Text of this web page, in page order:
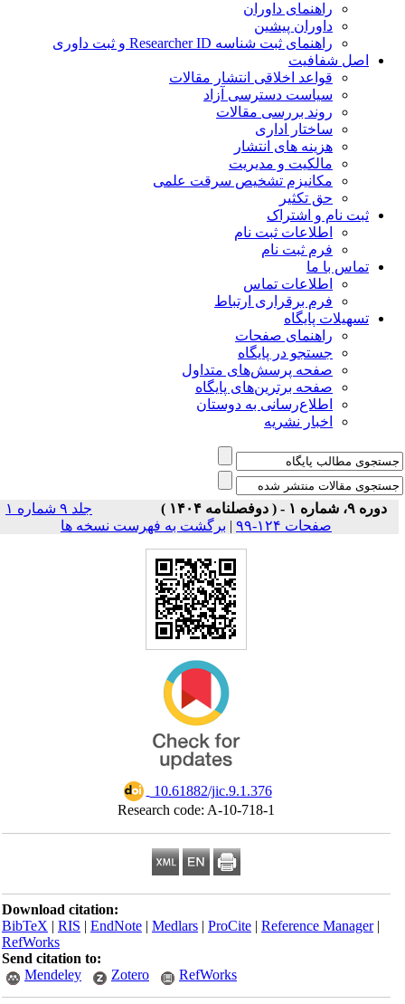
راهنمای داوران
داوران پیشین
راهنمای ثبت شناسه Researcher ID و ثبت داوری
شفافیت
قواعد اخلاقی انتشار مقالات
سیاست دسترسی آزاد
روند بررسی مقالات
ساختار اداری
هزینه های انتشار
مالکیت و مدیریت
ﻣﮑﺎﻧﯿﺰم ﺗﺸﺨﯿﺺ ﺳﺮﻗﺖ ﻋﻠﻤﯽ
حق تکثیر
نام و اشتراک
اطلاعات ثبت نام
فرم ثبت نام
با ما
اطلاعات تماس
فرم برقراری ارتباط
پایگاه
راهنمای صفحات
جستجو در پایگاه
صفحه پرسش‌های متداول
صفحه برترین‌های پایگاه
اطلاع‌رسانی به دوستان
اخبار نشریه
جلد ۹ شماره ۱
|برگشت به فهرست نسخه ها
‎ 10.61882/jic.9.1.376
Research code: A-10-718-1
Download citation:
BibTeX|RIS| EndNote| Medlars| ProCite|Reference
RefWorks
Send citation to:
Mendeley
Zotero RefWorks